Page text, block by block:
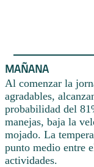
MAÑANA
Al comenzar la
agradables,
probabilidad del
manejas, baja la
mojado. La
punto medio entre
actividades.